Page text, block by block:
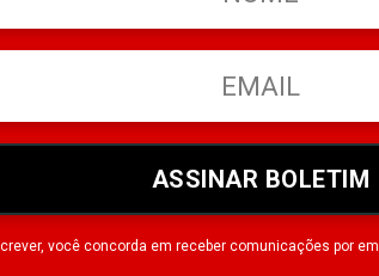
ASSINAR BOLETIM
você concorda em receber comunicações por